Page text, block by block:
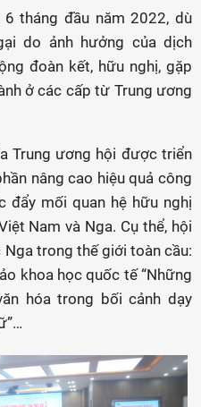
tháng đầu năm 2022, dù
do ảnh hưởng của dịch
đoàn kết, hữu nghị, gặp
ở các cấp từ Trung ương
Trung ương hội được triển
nâng cao hiệu quả công
đẩy mối quan hệ hữu nghị
Nam và Nga. Cụ thể, hội
trong thế giới toàn cầu:
khoa học quốc tế “Những
hóa trong bối cảnh dạy